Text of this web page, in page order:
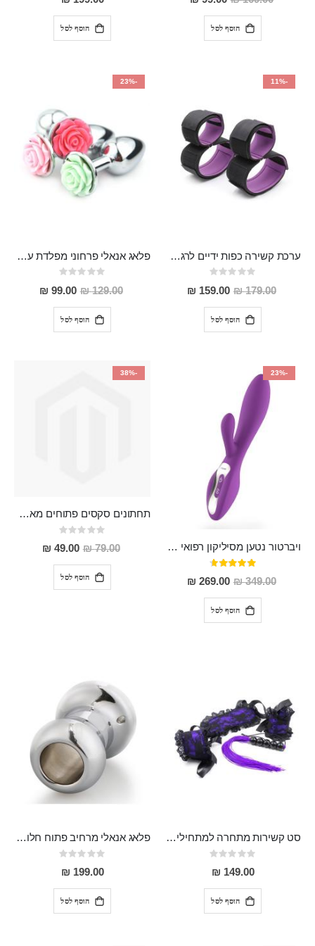
מבצע
הוסף לסל הוסף לסל
-11%
ערכת קשירה כפות ידיים לרגליים "Jizo"
Rating:
0%
179.00 ₪
מחיר
מבצע
159.00 ₪
הוסף לסל
-23%
פלאג אנאלי פרחוני מפלדת על חלד 2.8 ס"מ רוחב 7.5 אורך Vered
Rating:
0%
129.00 ₪
מחיר
מבצע
99.00 ₪
הוסף לסל
-23%
ויברטור נטען מסיליקון רפואי "Softs"
דירוג:
93%
349.00 ₪
מחיר
מבצע
269.00 ₪
הוסף לסל
-38%
תחתונים סקסים פתוחים מאחורה, מחמיאים , יפייפים "Esenia"
Rating:
0%
79.00 ₪
מחיר
מבצע
49.00 ₪
הוסף לסל
סט קשירות מתחרה למתחילים המכיל כיסוי עיניים, אזיקים ושוט מהודר עם רצועות סיליקון "Baldemar"
Rating:
0%
149.00 ₪
הוסף לסל
פלאג אנאלי מרחיב פתוח חלול מפלדת אל חלד "Veles" להצצה ולמשחקים אנאלים מתקדמים
Rating:
0%
199.00 ₪
הוסף לסל